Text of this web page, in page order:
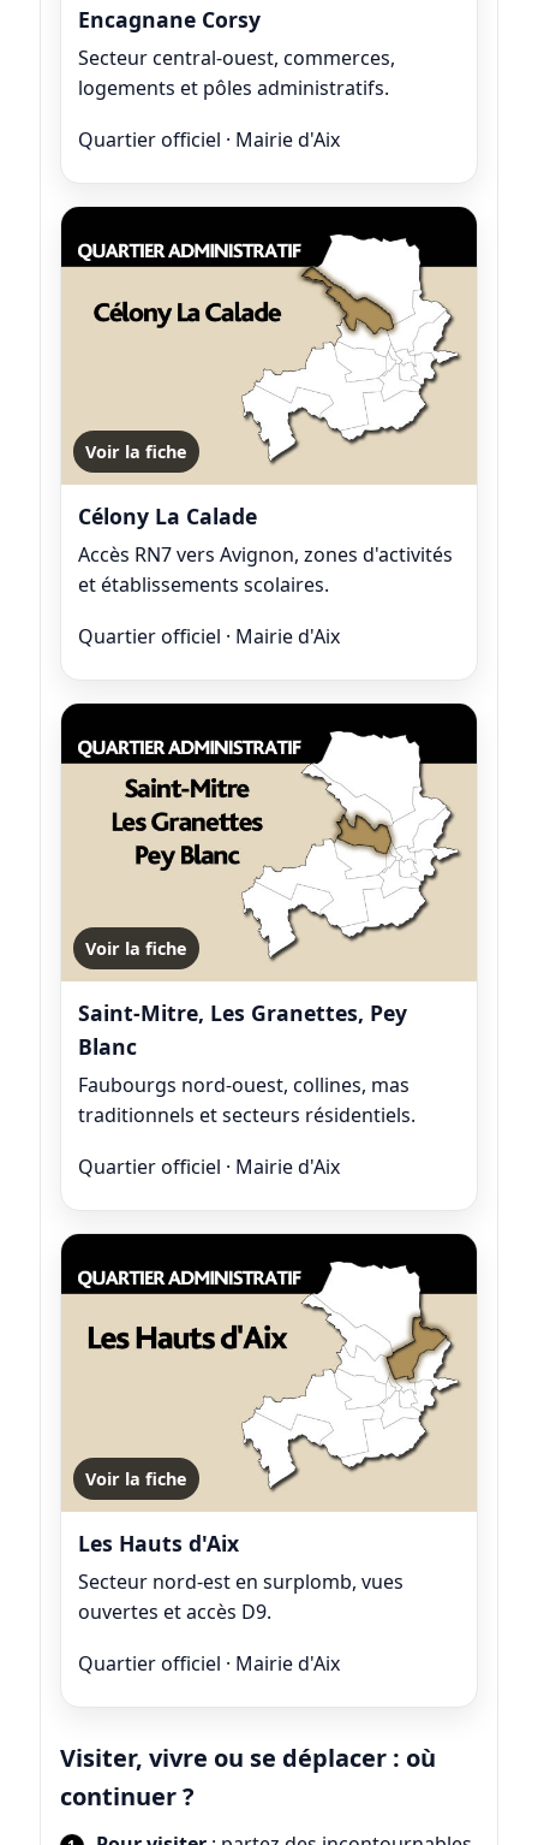
Encagnane Corsy
Secteur central-ouest, commerces,
logements et pôles administratifs.
Quartier officiel · Mairie d'Aix
Voir la fiche
Célony La Calade
Accès RN7 vers Avignon, zones d'activités
et établissements scolaires.
Quartier officiel · Mairie d'Aix
Voir la fiche
Saint-Mitre, Les Granettes, Pey
Blanc
Faubourgs nord-ouest, collines, mas
traditionnels et secteurs résidentiels.
Quartier officiel · Mairie d'Aix
Voir la fiche
Les Hauts d'Aix
Secteur nord-est en surplomb, vues
ouvertes et accès D9.
Quartier officiel · Mairie d'Aix
Visiter, vivre ou se déplacer : où
continuer ?